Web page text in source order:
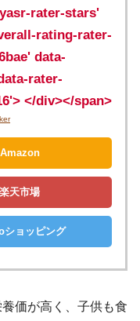
rater-stars'
rating-rater-
data-
rater-
</div></span>
Amazon
楽天市場
ショッピング
価が高く、子供も食